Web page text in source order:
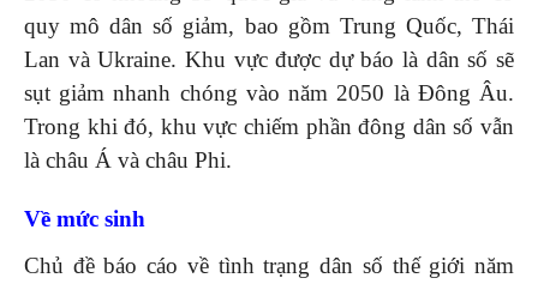
quy mô dân số giảm, bao gồm Trung Quốc, Thái
Lan và Ukraine. Khu vực được dự báo là dân số sẽ
sụt giảm nhanh chóng vào năm 2050 là Đông Âu.
Trong khi đó, khu vực chiếm phần đông dân số vẫn
là châu Á và châu Phi.
Về mức sinh
Chủ đề báo cáo về tình trạng dân số thế giới năm